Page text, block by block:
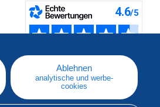
Ablehnen
analytische und werbe-
cookies